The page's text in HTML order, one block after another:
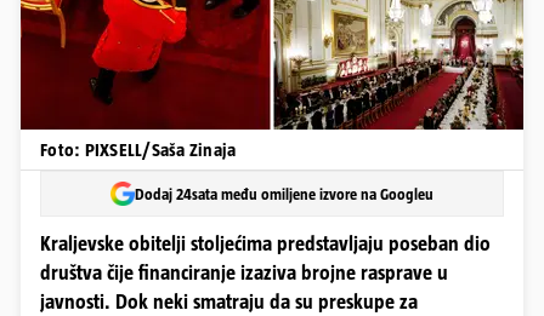
Foto: PIXSELL/Saša Zinaja
Dodaj 24sata među omiljene izvore na Googleu
Kraljevske obitelji stoljećima predstavljaju poseban dio
društva čije financiranje izaziva brojne rasprave u
javnosti. Dok neki smatraju da su preskupe za